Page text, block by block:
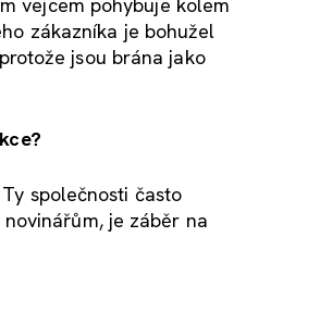
zákazníka je bohužel
jsou brána jako
společnosti často
je záběr na